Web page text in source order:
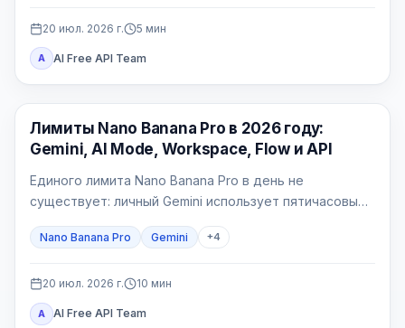
20 июл. 2026 г. 5 мин
A AI Free API Team
Генерация изображений ИИ
Лимиты Nano Banana Pro в 2026 году:
Gemini, AI Mode, Workspace, Flow и API
Единого лимита Nano Banana Pro в день не
существует: личный Gemini использует пятичасовые
отдельный 24-часовой лимит, Workspace — таблицу
проекта.
Nano Banana Pro Gemini +4
20 июл. 2026 г. 10 мин
A AI Free API Team